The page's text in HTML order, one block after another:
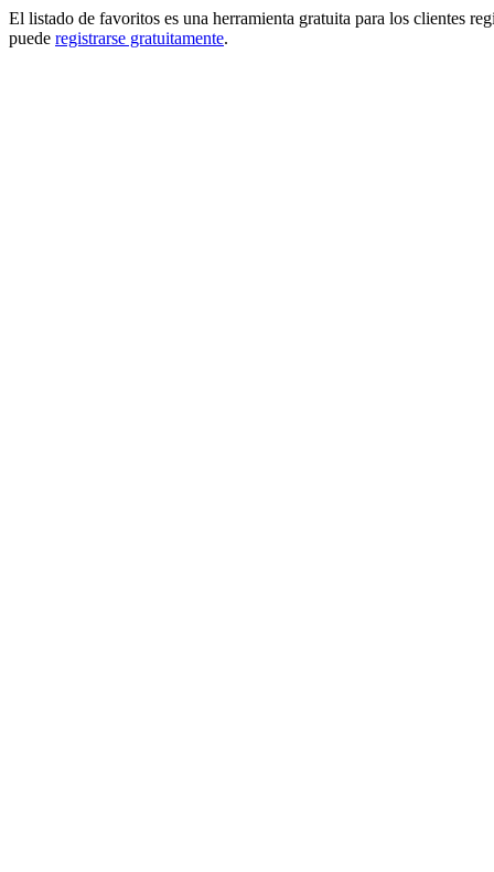
El listado de favoritos es una herramienta gratuita para los clientes
puede registrarse gratuitamente.